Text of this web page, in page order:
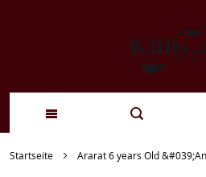
Zum
Startseite Ararat 6 years Old